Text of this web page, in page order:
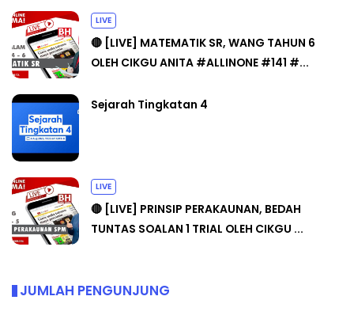
LIVE
🔴 [LIVE] MATEMATIK SR, WANG TAHUN 6
OLEH CIKGU ANITA #ALLINONE #141 #...
Sejarah Tingkatan 4
LIVE
🔴 [LIVE] PRINSIP PERAKAUNAN, BEDAH
TUNTAS SOALAN 1 TRIAL OLEH CIKGU ...
JUMLAH PENGUNJUNG